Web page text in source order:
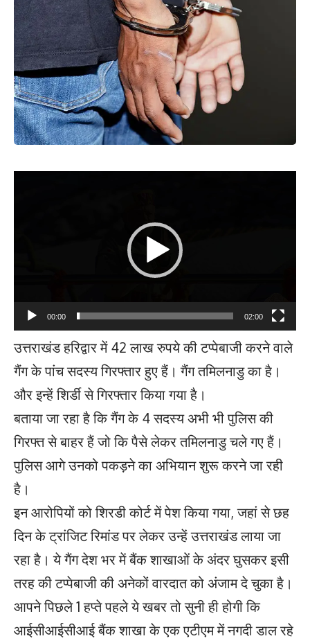
00:00 02:00
उत्तराखंड हरिद्वार में 42 लाख रुपये की टप्पेबाजी करने वाले
गैंग के पांच सदस्य गिरफ्तार हुए हैं। गैंग तमिलनाडु का है।
और इन्हें शिर्डी से गिरफ्तार किया गया है।
बताया जा रहा है कि गैंग के 4 सदस्य अभी भी पुलिस की
गिरफ्त से बाहर हैं जो कि पैसे लेकर तमिलनाडु चले गए हैं।
पुलिस आगे उनको पकड़ने का अभियान शुरू करने जा रही
है।
इन आरोपियों को शिरडी कोर्ट में पेश किया गया, जहां से छह
दिन के ट्रांजिट रिमांड पर लेकर उन्हें उत्तराखंड लाया जा
रहा है। ये गैंग देश भर में बैंक शाखाओं के अंदर घुसकर इसी
तरह की टप्पेबाजी की अनेकों वारदात को अंजाम दे चुका है।
आपने पिछले 1 हप्ते पहले ये खबर तो सुनी ही होगी कि
आईसीआईसीआई बैंक शाखा के एक एटीएम में नगदी डाल रहे